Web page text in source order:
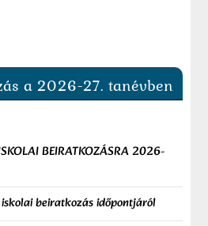
a 2026-27. tanévben
BEIRATKOZÁSRA 2026-
beiratkozás időpontjáról